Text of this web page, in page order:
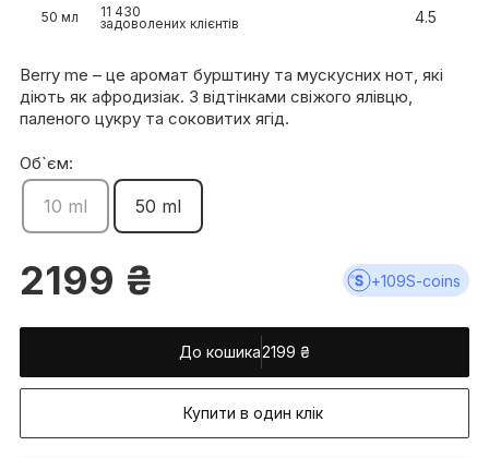
50 мл 11 430
задоволених клієнтів 4.5
Berry me – це аромат бурштину та мускусних нот, які
діють як афродизіак. З відтінками свіжого ялівцю,
паленого цукру та соковитих ягід.
Об`єм:
10 ml 50 ml
2199 ₴ +109S-coins
До кошика2199 ₴
Купити в один клік